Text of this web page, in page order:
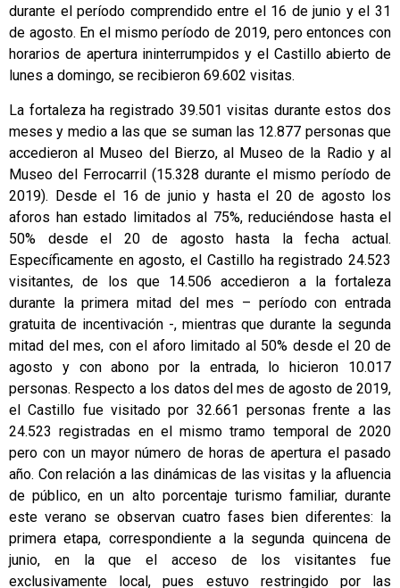
durante el período comprendido entre el 16 de junio y el 31
de agosto. En el mismo período de 2019, pero entonces con
horarios de apertura ininterrumpidos y el Castillo abierto de
lunes a domingo, se recibieron 69.602 visitas.
La fortaleza ha registrado 39.501 visitas durante estos dos
meses y medio a las que se suman las 12.877 personas que
accedieron al Museo del Bierzo, al Museo de la Radio y al
Museo del Ferrocarril (15.328 durante el mismo período de
2019). Desde el 16 de junio y hasta el 20 de agosto los
aforos han estado limitados al 75%, reduciéndose hasta el
50% desde el 20 de agosto hasta la fecha actual.
Específicamente en agosto, el Castillo ha registrado 24.523
visitantes, de los que 14.506 accedieron a la fortaleza
durante la primera mitad del mes – período con entrada
gratuita de incentivación -, mientras que durante la segunda
mitad del mes, con el aforo limitado al 50% desde el 20 de
agosto y con abono por la entrada, lo hicieron 10.017
personas. Respecto a los datos del mes de agosto de 2019,
el Castillo fue visitado por 32.661 personas frente a las
24.523 registradas en el mismo tramo temporal de 2020
pero con un mayor número de horas de apertura el pasado
año. Con relación a las dinámicas de las visitas y la afluencia
de público, en un alto porcentaje turismo familiar, durante
este verano se observan cuatro fases bien diferentes: la
primera etapa, correspondiente a la segunda quincena de
junio, en la que el acceso de los visitantes fue
exclusivamente local, pues estuvo restringido por las